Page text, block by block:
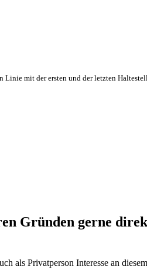
mit der ersten und der letzten
Gründen gerne
als Privatperson Interesse an